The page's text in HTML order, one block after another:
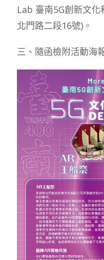
Lab 臺南5G創新文
北門路二段16號)。
三、隨函檢附活動海